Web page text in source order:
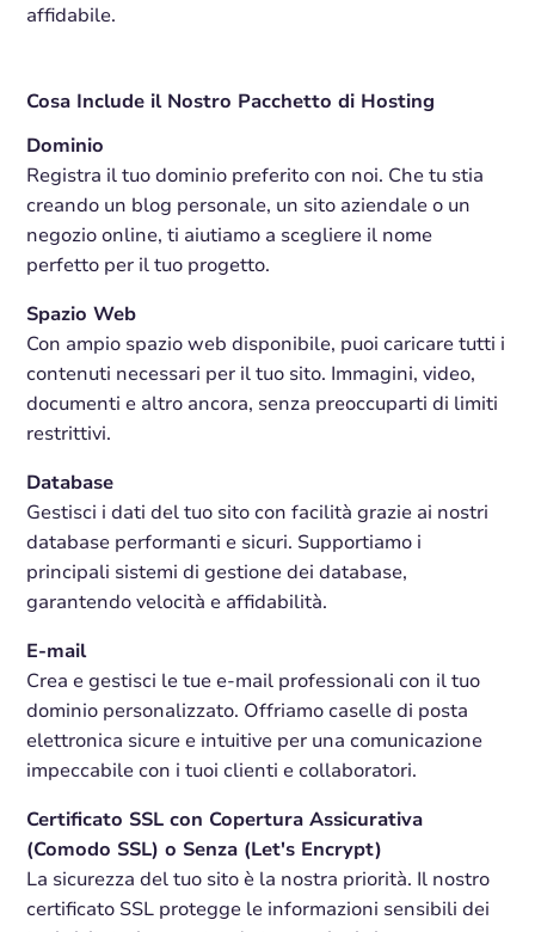
affidabile.
Cosa Include il Nostro Pacchetto di Hosting
Dominio
Registra il tuo dominio preferito con noi. Che tu stia
creando un blog personale, un sito aziendale o un
negozio online, ti aiutiamo a scegliere il nome
perfetto per il tuo progetto.
Spazio Web
Con ampio spazio web disponibile, puoi caricare tutti i
contenuti necessari per il tuo sito. Immagini, video,
documenti e altro ancora, senza preoccuparti di limiti
restrittivi.
Database
Gestisci i dati del tuo sito con facilità grazie ai nostri
database performanti e sicuri. Supportiamo i
principali sistemi di gestione dei database,
garantendo velocità e affidabilità.
E-mail
Crea e gestisci le tue e-mail professionali con il tuo
dominio personalizzato. Offriamo caselle di posta
elettronica sicure e intuitive per una comunicazione
impeccabile con i tuoi clienti e collaboratori.
Certificato SSL con Copertura Assicurativa
(Comodo SSL) o Senza (Let's Encrypt)
La sicurezza del tuo sito è la nostra priorità. Il nostro
certificato SSL protegge le informazioni sensibili dei